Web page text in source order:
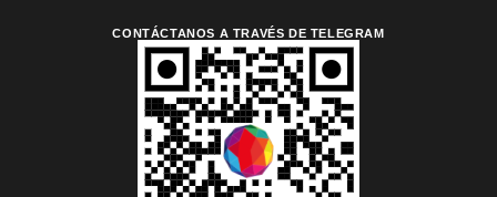
CONTÁCTANOS A TRAVÉS DE TELEGRAM